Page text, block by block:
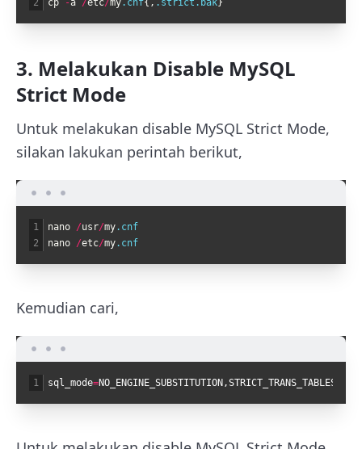
3. Melakukan Disable MySQL
Strict Mode
Untuk melakukan disable MySQL Strict Mode,
silakan lakukan perintah berikut,
1
2
nano /usr/my.cnf
nano /etc/my.cnf
Kemudian cari,
1 sql_mode=NO_ENGINE_SUBSTITUTION,STRICT_TRANS_TABLES